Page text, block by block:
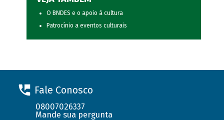
O BNDES e o apoio à cultura
Patrocínio a eventos culturais
Fale Conosco
08007026337
Mande sua pergunta